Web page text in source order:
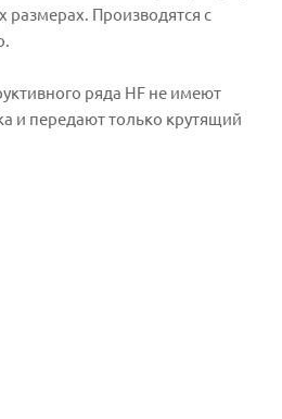
Производятся с
ряда HF не имеют
и передают только крутящий